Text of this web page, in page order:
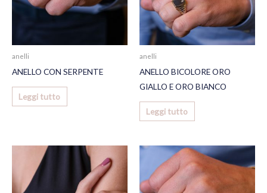
anelli
ANELLO CON SERPENTE
Leggi tutto
anelli
ANELLO BICOLORE ORO
GIALLO E ORO BIANCO
Leggi tutto